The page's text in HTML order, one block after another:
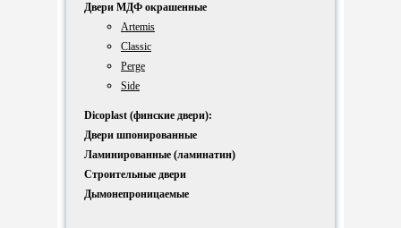
Двери МДФ окрашенные
Artemis
Classic
Perge
Side
Dicoplast (финские двери):
Двери шпонированные
Ламинированные (ламинатин)
Строительные двери
Дымонепроницаемые